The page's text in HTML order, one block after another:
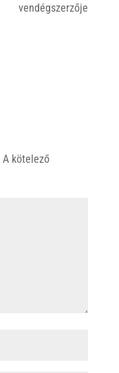
vendégszerzője
A kötelező